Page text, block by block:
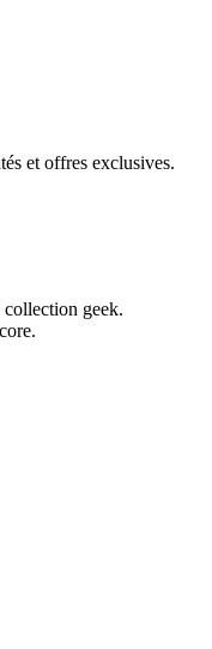
et offres exclusives.
geek.